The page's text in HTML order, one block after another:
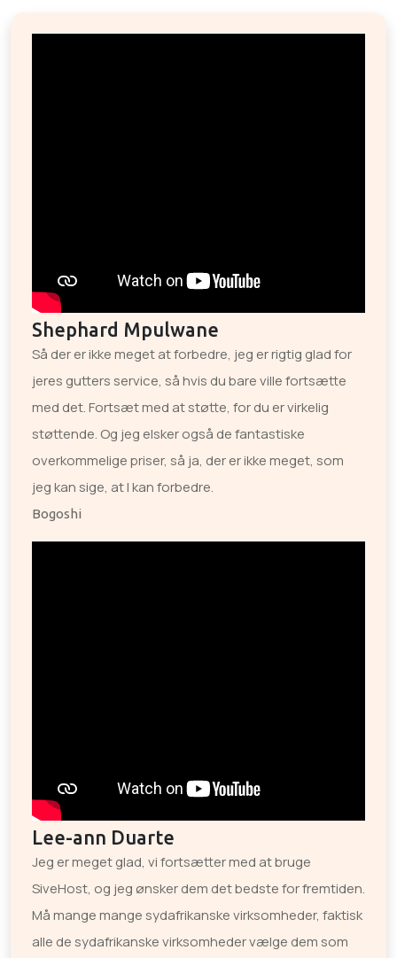
Shephard Mpulwane
Så der er ikke meget at forbedre, jeg er rigtig glad for
jeres gutters service, så hvis du bare ville fortsætte
med det. Fortsæt med at støtte, for du er virkelig
støttende. Og jeg elsker også de fantastiske
overkommelige priser, så ja, der er ikke meget, som
jeg kan sige, at I kan forbedre.
Bogoshi
Lee-ann Duarte
Jeg er meget glad, vi fortsætter med at bruge
SiveHost, og jeg ønsker dem det bedste for fremtiden.
Må mange mange sydafrikanske virksomheder, faktisk
alle de sydafrikanske virksomheder vælge dem som